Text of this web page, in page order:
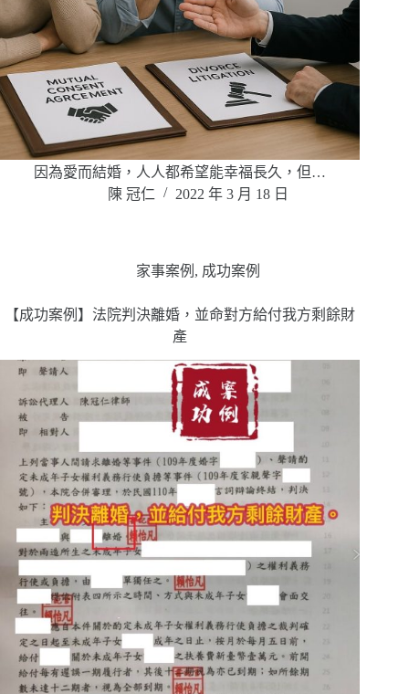
因為愛而結婚，人人都希望能幸福長久，但…
陳 冠仁
2022 年 3 月 18 日
家事案例 , 成功案例
【成功案例】法院判決離婚，並命對方給付我方剩餘財
產